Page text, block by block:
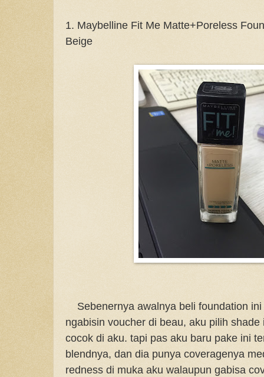
1. Maybelline Fit Me Matte+Poreless
Beige
Sebenernya awalnya beli foundation
ngabisin voucher di beau, aku pilih
cocok di aku. tapi pas aku baru pake ini
blendnya, dan dia punya coveragenya
redness di muka aku walaupun gabisa